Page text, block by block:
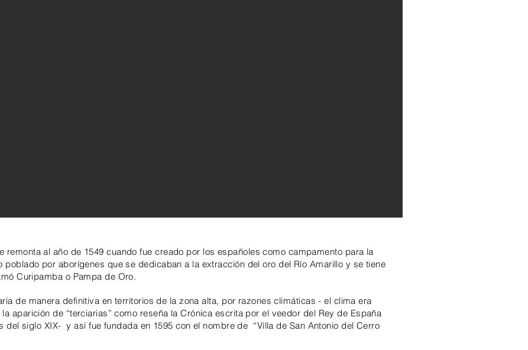
remonta al año de 1549 cuando fue creado por los españoles como campamento para la
por aborígenes que se dedicaban a la extracción del oro del Río Amarillo y se tiene
Curipamba o Pampa de Oro.
de manera definitiva en territorios de la zona alta, por razones climáticas - el clima era
aparición de “terciarias” como reseña la Crónica escrita por el veedor del Rey de España
del siglo XIX- y así fue fundada en 1595 con el nombre de “Villa de San Antonio del Cerro